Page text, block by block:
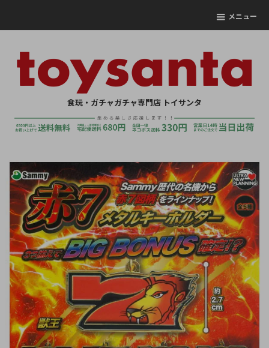
メニュー
食玩・ガチャガチャ専門店 トイサンタ